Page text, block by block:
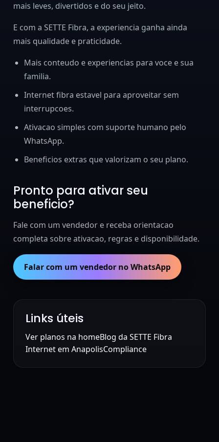
mais leves, divertidos e do seu jeito.
E com a SETTE Fibra, a experiencia ganha ainda
mais qualidade e praticidade.
Mais conteudo e experiencias para voce e sua
familia.
Internet fibra estavel para aproveitar sem
interrupcoes.
Ativacao simples com suporte humano pelo
WhatsApp.
Beneficios extras que valorizam o seu plano.
Pronto para ativar seu
beneficio?
Fale com um vendedor e receba orientacao
completa sobre ativacao, regras e disponibilidade.
Falar com um vendedor no WhatsApp
Links úteis
Ver planos na homeBlog da SETTE Fibra
Internet em AnapolisCompliance